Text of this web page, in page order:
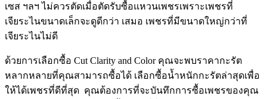
เซส ฯลฯ ไม่ควรตัดเมื่อตัดรับซื้อแหวนเพชรเพราะเพชรที่
เจียระไนขนาดเล็กจะดูดีกว่า เสมอ เพชรที่มีขนาดใหญ่กว่าที่
เจียระไนไม่ดี
ด้วยการเลือกซื้อ Cut Clarity and Color คุณจะพบราคากะรัต
หลากหลายที่คุณสามารถซื้อได้ เลือกซื้อน้ำหนักกะรัตล่าสุดเพื่อ
ให้ได้เพชรที่ดีที่สุด คุณต้องการที่จะบันทึกการซื้อเพชรของคุณ